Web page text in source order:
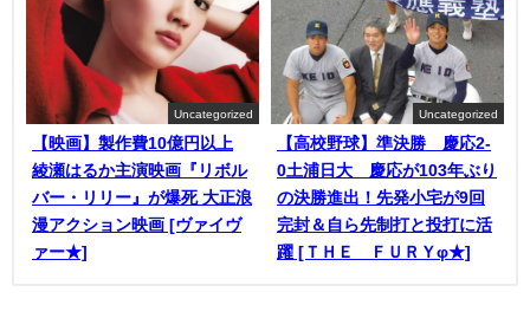
Uncategorized
【映画】製作費10億円以上
綾瀬はるか主演映画『リボル
バー・リリー』が爆死 大正浪
漫アクション映画 [ヴァイヴ
ァー★]
Uncategorized
【高校野球】準決勝 慶応2-
0土浦日大 慶応が103年ぶり
の決勝進出！先発小宅が9回
完封＆自ら先制打と投打に活
躍 [ＴＨＥ ＦＵＲＹφ★]